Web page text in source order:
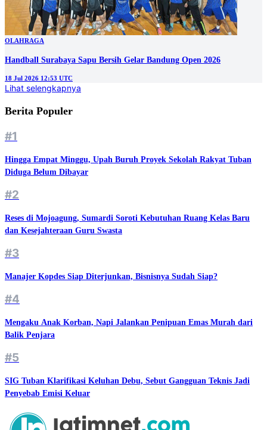
OLAHRAGA
Handball Surabaya Sapu Bersih Gelar Bandung Open 2026
18 Jul 2026 12:53 UTC
Lihat selengkapnya
Berita Populer
#1
Hingga Empat Minggu, Upah Buruh Proyek Sekolah Rakyat Tuban
Diduga Belum Dibayar
#2
Reses di Mojoagung, Sumardi Soroti Kebutuhan Ruang Kelas Baru
dan Kesejahteraan Guru Swasta
#3
Manajer Kopdes Siap Diterjunkan, Bisnisnya Sudah Siap?
#4
Mengaku Anak Korban, Napi Jalankan Penipuan Emas Murah dari
Balik Penjara
#5
SIG Tuban Klarifikasi Keluhan Debu, Sebut Gangguan Teknis Jadi
Penyebab Emisi Keluar